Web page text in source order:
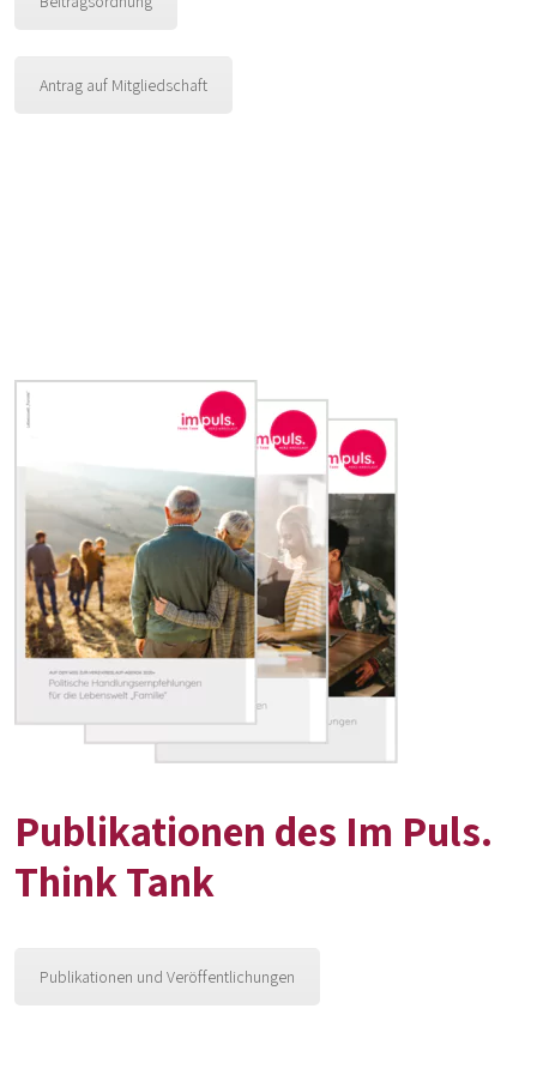
Antrag auf Mitgliedschaft
Publikationen des Im Puls.
Think Tank
Publikationen und Veröffentlichungen